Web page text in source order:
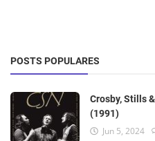
POSTS POPULARES
Crosby, Stills
(1991)
Jun 5, 2024